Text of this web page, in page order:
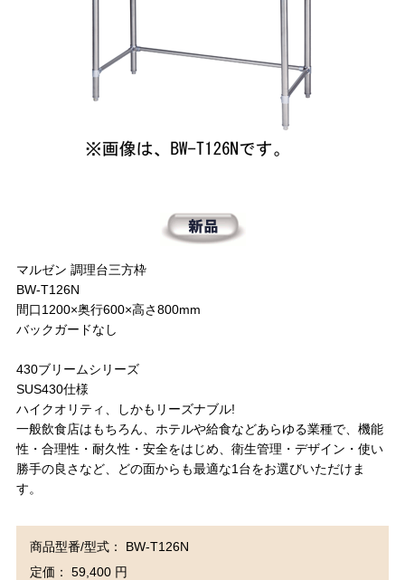
マルゼン 調理台三方枠
BW-T126N
間口1200×奥行600×高さ800mm
バックガードなし
430ブリームシリーズ
SUS430仕様
ハイクオリティ、しかもリーズナブル!
一般飲食店はもちろん、ホテルや給食などあらゆる業種で、機能
性・合理性・耐久性・安全をはじめ、衛生管理・デザイン・使い
勝手の良さなど、どの面からも最適な1台をお選びいただけま
す。
商品型番/型式： BW-T126N
定価： 59,400 円